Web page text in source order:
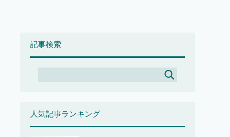
記事検索
人気記事ランキング